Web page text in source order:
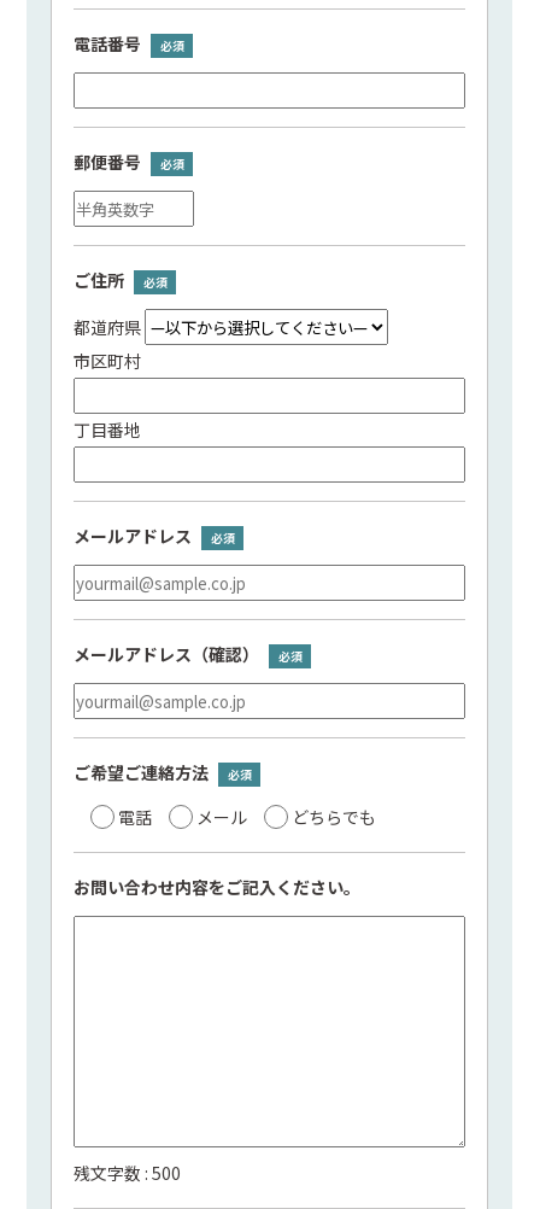
電話番号
郵便番号
ご住所
都道府県
市区町村
丁目番地
メールアドレス
メールアドレス（確認）
ご希望ご連絡方法
電話
メール どちらでも
お問い合わせ内容をご記入ください。
残文字数 :500